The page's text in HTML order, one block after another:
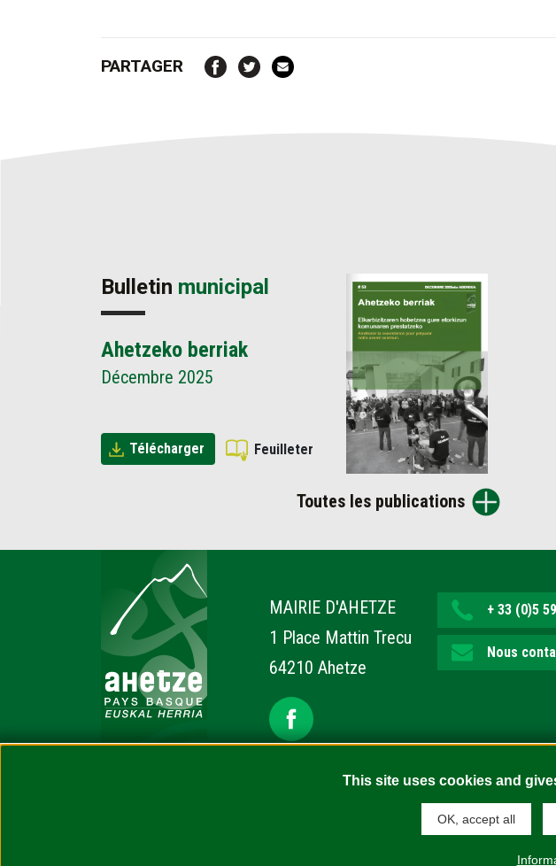
This site uses cookies and
OK, accept all
PARTAGER
Bulletin municipal
Ahetzeko berriak
Décembre 2025
Télécharger Feuilleter
Toutes les publications
MAIRIE D'AHETZE
1 Place Mattin Trecu
64210 Ahetze
+ 33 (0)5
Nous
Mentions